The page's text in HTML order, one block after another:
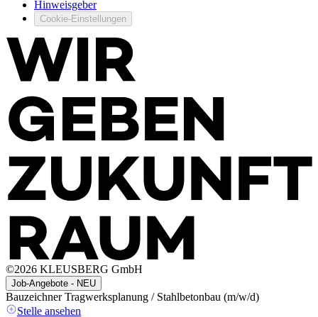
Hinweisgeber
Cookie-Einstellungen
©2026 KLEUSBERG GmbH
Job-Angebote - NEU
Bauzeichner Tragwerksplanung / Stahlbetonbau (m/w/d)
Stelle ansehen